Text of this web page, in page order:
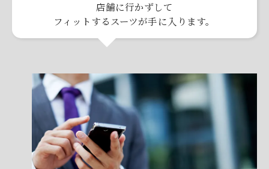
店舗に行かずして
フィットするスーツが手に入ります。